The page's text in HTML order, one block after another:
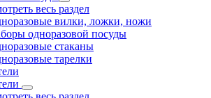
весь раздел
вилки, ложки, ножи
одноразовой посуды
стаканы
тарелки